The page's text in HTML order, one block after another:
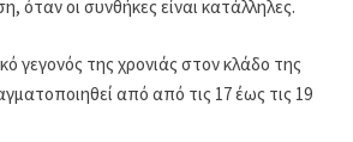
όταν οι συνθήκες είναι κατάλληλες.
γεγονός της χρονιάς στον κλάδο της
από από τις 17 έως τις 19